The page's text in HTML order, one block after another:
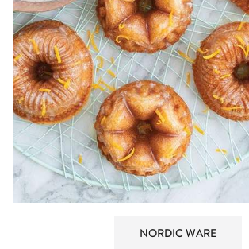
NORDIC WARE